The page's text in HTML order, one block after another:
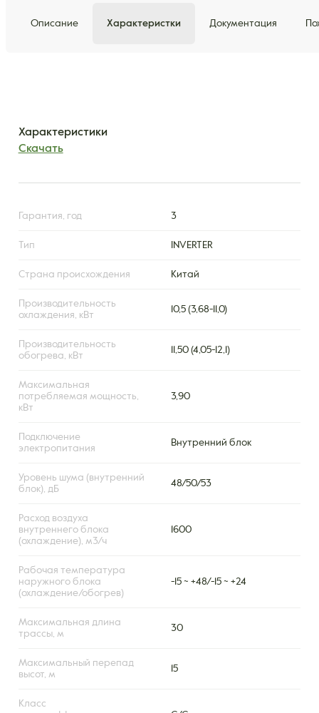
Описание Характеристки Документация
Характеристики
Скачать
Гарантия, год 3
Тип INVERTER
Страна происхождения Китай
Производительность
охлаждения, кВт
10,5 (3,68-11,0)
Производительность
обогрева, кВт
11,50 (4,05-12,1)
Максимальная
потребляемая мощность,
кВт
3,90
Подключение
электропитания
Внутренний блок
Уровень шума (внутренний
блок), дБ
48/50/53
Расход воздуха
внутреннего блока
(охлаждение), м3/ч
1600
Рабочая температура
наружного блока
(охлаждение/обогрев)
-15 ~ +48/-15 ~ +24
Максимальная длина
трассы, м
30
Максимальный перепад
высот, м
15
Класс